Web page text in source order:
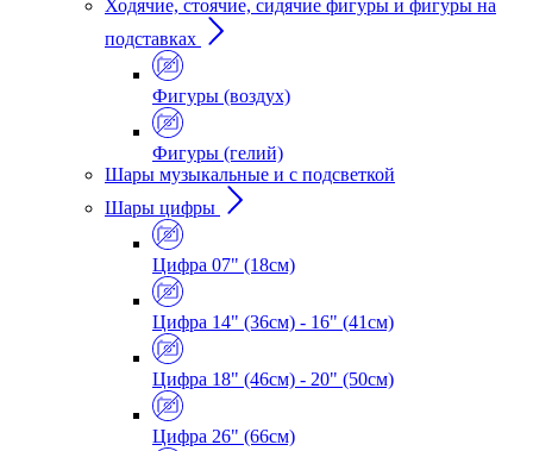
Ходячие, стоячие, сидячие фигуры и фигуры на
подставках
Фигуры (воздух)
Фигуры (гелий)
Шары музыкальные и с подсветкой
Шары цифры
Цифра 07" (18см)
Цифра 14" (36см) - 16" (41см)
Цифра 18" (46см) - 20" (50см)
Цифра 26" (66см)